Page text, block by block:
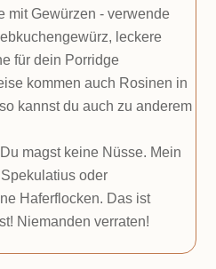
mit Gewürzen - verwende
leckere
für dein Porridge
kommen auch Rosinen in
kannst du auch zu anderem
magst keine Nüsse. Mein
oder
Haferflocken. Das ist
Niemanden verraten!